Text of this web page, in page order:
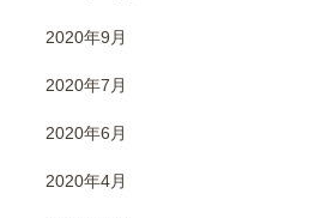
2020年9月
2020年7月
2020年6月
2020年4月